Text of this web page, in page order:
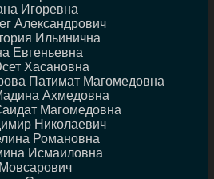
Игоревна
Александрович
Ильинична
Евгеньевна
Хасановна
Патимат Магомедовна
Ахмедовна
Магомедовна
Николаевич
Романовна
Исмаиловна